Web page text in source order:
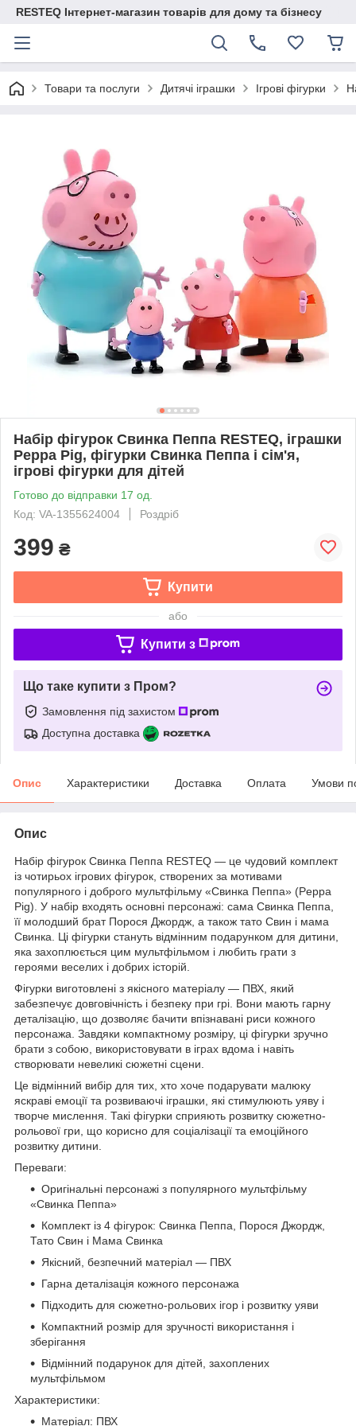
RESTEQ Інтернет-магазин товарів для дому та бізнесу
Товари та послуги Дитячі іграшки Ігрові фігурки
Набір фігурок Свинка Пеппа RESTEQ, іграшки
Peppa Pig, фігурки Свинка Пеппа і сім'я,
ігрові фігурки для дітей
Готово до відправки 17 од.
Код: VA-1355624004
Роздріб
399 ₴
Купити
або
Купити з
Що таке купити з Пром?
Замовлення під захистом
Доступна доставка
Опис Характеристики Доставка Оплата Умови
Опис
Набір фігурок Свинка Пеппа RESTEQ — це чудовий комплект
із чотирьох ігрових фігурок, створених за мотивами
популярного і доброго мультфільму «Свинка Пеппа» (Peppa
Pig). У набір входять основні персонажі: сама Свинка Пеппа,
її молодший брат Порося Джордж, а також тато Свин і мама
Свинка. Ці фігурки стануть відмінним подарунком для дитини,
яка захоплюється цим мультфільмом і любить грати з
героями веселих і добрих історій.
Фігурки виготовлені з якісного матеріалу — ПВХ, який
забезпечує довговічність і безпеку при грі. Вони мають гарну
деталізацію, що дозволяє бачити впізнавані риси кожного
персонажа. Завдяки компактному розміру, ці фігурки зручно
брати з собою, використовувати в іграх вдома і навіть
створювати невеликі сюжетні сцени.
Це відмінний вибір для тих, хто хоче подарувати малюку
яскраві емоції та розвиваючі іграшки, які стимулюють уяву і
творче мислення. Такі фігурки сприяють розвитку сюжетно-
рольової гри, що корисно для соціалізації та емоційного
розвитку дитини.
Переваги:
Оригінальні персонажі з популярного мультфільму
«Свинка Пеппа»
Комплект із 4 фігурок: Свинка Пеппа, Порося Джордж,
Тато Свин і Мама Свинка
Якісний, безпечний матеріал — ПВХ
Гарна деталізація кожного персонажа
Підходить для сюжетно-рольових ігор і розвитку уяви
Компактний розмір для зручності використання і
зберігання
Відмінний подарунок для дітей, захоплених
мультфільмом
Характеристики:
Матеріал: ПВХ